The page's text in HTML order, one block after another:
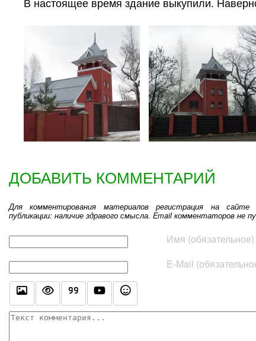
ДОБАВИТЬ КОММЕНТАРИЙ
Для комментирования материалов регистрация на
публикации: наличие здравого смысла. Email комментаторов не
Имя (обязательное)
E-Mail
Текст комментария